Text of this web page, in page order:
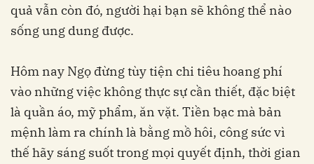
quả vẫn còn đó, người hại bạn sẽ không thể nào
sống ung dung được.
Hôm nay Ngọ đừng tùy tiện chi tiêu hoang phí
vào những việc không thực sự cần thiết, đặc biệt
là quần áo, mỹ phẩm, ăn vặt. Tiền bạc mà bản
mệnh làm ra chính là bằng mồ hôi, công sức vì
thế hãy sáng suốt trong mọi quyết định, thời gian